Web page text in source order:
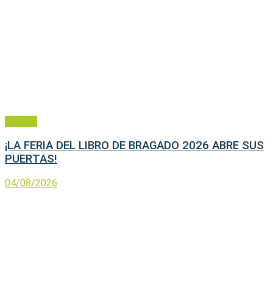
¡LA FERIA DEL LIBRO DE BRAGADO 2026 ABRE SUS
PUERTAS!
04/08/2026